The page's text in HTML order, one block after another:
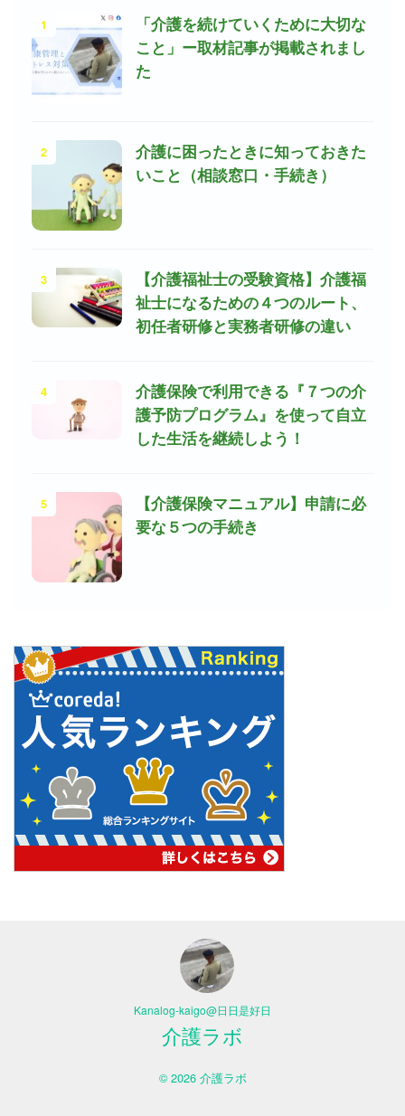
1
「介護を続けていくために大切な
こと」ー取材記事が掲載されまし
た
2
介護に困ったときに知っておきた
いこと（相談窓口・手続き）
3
【介護福祉士の受験資格】介護福
祉士になるための４つのルート、
初任者研修と実務者研修の違い
4
介護保険で利用できる『７つの介
護予防プログラム』を使って自立
した生活を継続しよう！
5
【介護保険マニュアル】申請に必
要な５つの手続き
Kanalog-kaigo@日日是好日
介護ラボ
© 2026 介護ラボ